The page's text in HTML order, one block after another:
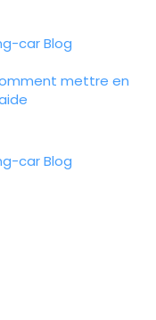
carBlog
mettre en
carBlog